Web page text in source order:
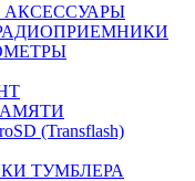
(Transflash)
ТУМБЛЕРА